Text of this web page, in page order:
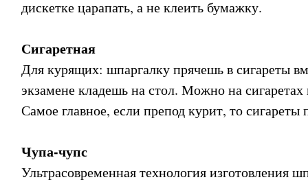
дискетке царапать, а не клеить бумажку.
Сигаретная
Для курящих: шпаргалку прячешь в сигареты
экзамене кладешь на стол. Можно на сигаретах
Самое главное, если препод курит, то
Чупа-чупс
Ультрасовременная технология изготовления